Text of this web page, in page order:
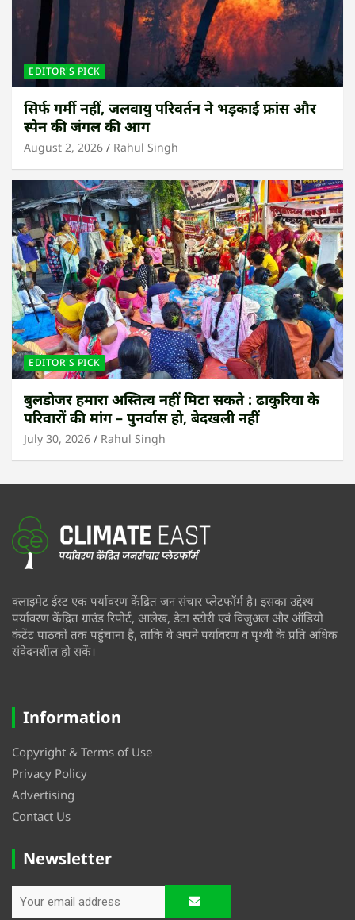
EDITOR'S PICK
सिर्फ गर्मी नहीं, जलवायु परिवर्तन ने भड़काई फ्रांस और
स्पेन की जंगल की आग
August 2, 2026 Rahul Singh
EDITOR'S PICK
बुलडोजर हमारा अस्तित्व नहीं मिटा सकते : ढाकुरिया के
परिवारों की मांग – पुनर्वास हो, बेदखली नहीं
July 30, 2026 Rahul Singh
क्लाइमेट ईस्ट एक पर्यावरण केंद्रित जन संचार प्लेटफॉर्म है। इसका उद्देश्य
पर्यावरण केंद्रित ग्राउंड रिपोर्ट, आलेख, डेटा स्टोरी एवं विजुअल और ऑडियो
कंटेंट पाठकों तक पहुंचाना है, ताकि वे अपने पर्यावरण व पृथ्वी के प्रति अधिक
संवेदनशील हो सकें।
Information
Copyright & Terms of Use
Privacy Policy
Advertising
Contact Us
Newsletter